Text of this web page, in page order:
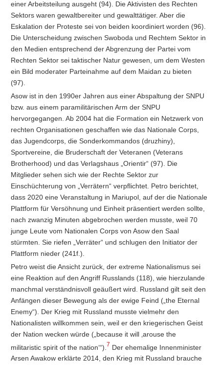
einer Arbeitsteilung ausgeht (94). Die Aktivisten des Rechten
Sektors waren gewaltbereiter und gewalttätiger. Aber die
Eskalation der Proteste sei von beiden koordiniert worden (96).
Die Unterscheidung zwischen Swoboda und Rechtem Sektor in
den Medien entsprechend der Abgrenzung der Partei vom
Rechten Sektor sei taktischer Natur gewesen, um dem Westen
ein Bild moderater Parteinahme auf dem Maidan zu bieten
(97).
Asow ist in den 1990er Jahren aus einer Abspaltung der SNPU
bzw. aus einem paramilitärischen Arm der SNPU
hervorgegangen. Ab 2004 hat die Formation ein Netzwerk von
rechten Organisationen geschaffen wie das Nationale Corps,
das Jugendcorps, die Sonderkommandos (druzhiny),
Sportvereine, die Bruderschaft der Veteranen (Veterans
Brotherhood) und das Verlagshaus „Orientir“ (97). Die
Mitglieder sehen sich wie der Rechte Sektor zur
Einschüchterung von „Verrätern“ verpflichtet. Petro berichtet,
dass 2020 eine Veranstaltung in Mariupol, auf der die Nationale
Plattform für Versöhnung und Einheit präsentiert werden sollte,
nach zwanzig Minuten abgebrochen werden musste, weil 70
junge Leute vom Nationalen Corps von Asow den Saal
stürmten. Sie riefen „Verräter“ und schlugen den Initiator der
Plattform nieder (241f.).
Petro weist die Ansicht zurück, der extreme Nationalismus sei
eine Reaktion auf den Angriff Russlands (118), wie hierzulande
manchmal verständnisvoll geäußert wird. Russland gilt seit den
Anfängen dieser Bewegung als der ewige Feind („the Eternal
Enemy“). Der Krieg mit Russland musste vielmehr den
Nationalisten willkommen sein, weil er den kriegerischen Geist
der Nation wecken würde („ because it will ‚arouse the
militaristic spirit of the nation‘“). 7 Der ehemalige Innenminister
Arsen Awakow erklärte 2014, den Krieg mit Russland brauche